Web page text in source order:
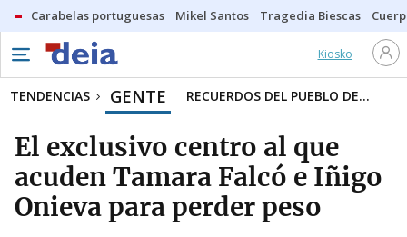
Carabelas portuguesas Mikel Santos Tragedia Biescas
Kiosko
TENDENCIAS GENTE RECUERDOS DEL PUEBLO DE...
El exclusivo centro al que
acuden Tamara Falcó e Iñigo
Onieva para perder peso